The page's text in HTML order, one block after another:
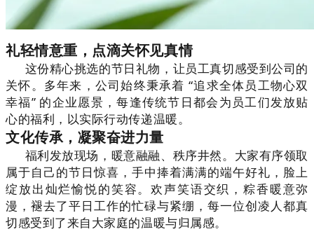
礼轻情意重，点滴关怀见真情
这份精心挑选的节日礼物，让员工真切感受到公司的
关怀。多年来，公司始终秉承着“追求全体员工物心双
幸福” 的企业愿景，每逢传统节日都会为员工们发放贴
心的福利，以实际行动传递温暖。
文化传承，凝聚奋进力量
福利发放现场，暖意融融、秩序井然。大家有序领取
属于自己的节日惊喜，手中捧着满满的端午好礼，脸上
绽放出灿烂愉悦的笑容。欢声笑语交织，粽香暖意弥
漫，褪去了平日工作的忙碌与紧绷，每一位创凌人都真
切感受到了来自大家庭的温暖与归属感。